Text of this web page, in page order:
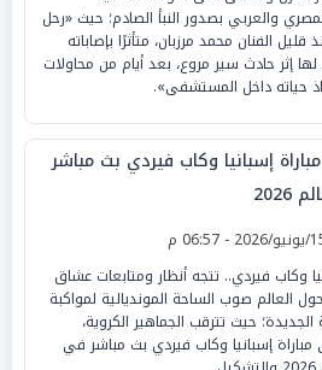
والعربي بصدور النبأ الصادم؛ حيث «رحل
قليل الفنان محمد مرزبان، متأثرًا بإصاباته
إثر حادث سير مروع، بعد أيام من محاولات
حياته داخل المستشفى».
إسبانيا وكاب فيردي بث مباشر
وكاب فيردي.. تتجه أنظار ومتابعات عشاق
العالم صوب الساحة المونديالية لمواكبة
الجديدة؛ حيث تترقب الجماهير الكروية،
مباراة إسبانيا وكاب فيردي بث مباشر في